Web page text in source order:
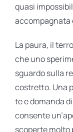
quasi
accompagnata
La paura, il
che uno
sguardo sulla
costretto. Una
te e domanda
consente
scoperte molto